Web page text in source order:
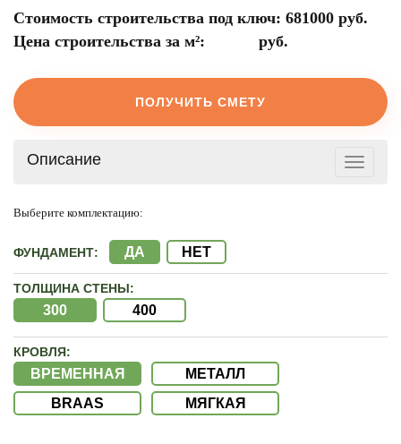
Стоимость строительства под ключ: 681000 руб.
Цена строительства за м²:
руб.
ПОЛУЧИТЬ СМЕТУ
Toggle
Описание
Выберите комплектацию:
ФУНДАМЕНТ: ДА НЕТ
ТОЛЩИНА СТЕНЫ:
300 400
КРОВЛЯ:
ВРЕМЕННАЯ
МЕТАЛЛ
BRAAS
МЯГКАЯ